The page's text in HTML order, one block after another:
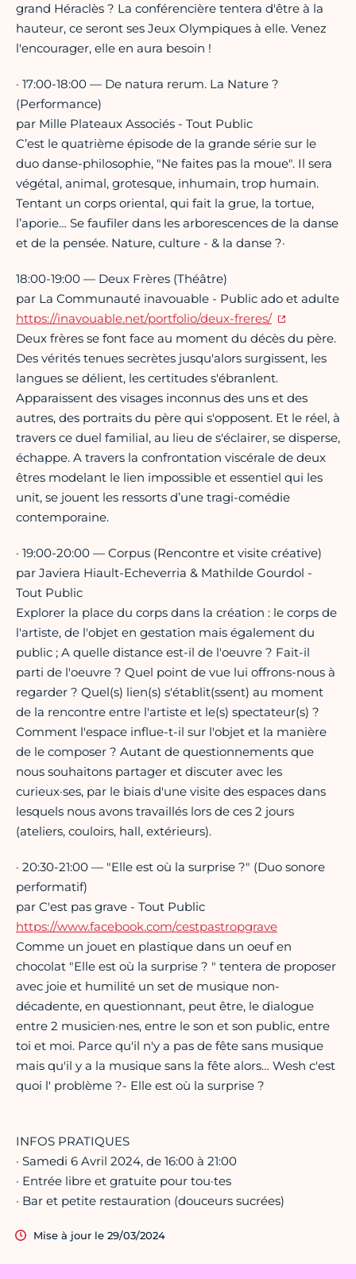
grand Héraclès ? La conférencière tentera d'être à la
hauteur, ce seront ses Jeux Olympiques à elle. Venez
l'encourager, elle en aura besoin !
· 17:00-18:00 — De natura rerum. La Nature ?
(Performance)
par Mille Plateaux Associés - Tout Public
C’est le quatrième épisode de la grande série sur le
duo danse-philosophie, "Ne faites pas la moue". Il sera
végétal, animal, grotesque, inhumain, trop humain.
Tentant un corps oriental, qui fait la grue, la tortue,
l’aporie… Se faufiler dans les arborescences de la danse
et de la pensée. Nature, culture - & la danse ?·
18:00-19:00 — Deux Frères (Théâtre)
par La Communauté inavouable - Public ado et adulte
https://inavouable.net/portfolio/deux-freres/
Deux frères se font face au moment du décès du père.
Des vérités tenues secrètes jusqu'alors surgissent, les
langues se délient, les certitudes s'ébranlent.
Apparaissent des visages inconnus des uns et des
autres, des portraits du père qui s'opposent. Et le réel, à
travers ce duel familial, au lieu de s'éclairer, se disperse,
échappe. A travers la confrontation viscérale de deux
êtres modelant le lien impossible et essentiel qui les
unit, se jouent les ressorts d’une tragi-comédie
contemporaine.
· 19:00-20:00 — Corpus (Rencontre et visite créative)
par Javiera Hiault-Echeverria & Mathilde Gourdol -
Tout Public
Explorer la place du corps dans la création : le corps de
l'artiste, de l'objet en gestation mais également du
public ; A quelle distance est-il de l'oeuvre ? Fait-il
parti de l'oeuvre ? Quel point de vue lui offrons-nous à
regarder ? Quel(s) lien(s) s'établit(ssent) au moment
de la rencontre entre l'artiste et le(s) spectateur(s) ?
Comment l'espace influe-t-il sur l'objet et la manière
de le composer ? Autant de questionnements que
nous souhaitons partager et discuter avec les
curieux·ses, par le biais d'une visite des espaces dans
lesquels nous avons travaillés lors de ces 2 jours
(ateliers, couloirs, hall, extérieurs).
· 20:30-21:00 — "Elle est où la surprise ?" (Duo sonore
performatif)
par C'est pas grave - Tout Public
https://www.facebook.com/cestpastropgrave
Comme un jouet en plastique dans un oeuf en
chocolat "Elle est où la surprise ? " tentera de proposer
avec joie et humilité un set de musique non-
décadente, en questionnant, peut être, le dialogue
entre 2 musicien·nes, entre le son et son public, entre
toi et moi. Parce qu'il n'y a pas de fête sans musique
mais qu'il y a la musique sans la fête alors… Wesh c'est
quoi l' problème ?- Elle est où la surprise ?
INFOS PRATIQUES
· Samedi 6 Avril 2024, de 16:00 à 21:00
· Entrée libre et gratuite pour tou·tes
· Bar et petite restauration (douceurs sucrées)
Mise à jour le 29/03/2024